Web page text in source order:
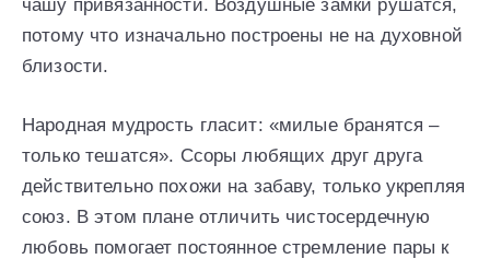
чашу привязанности. Воздушные замки рушатся,
потому что изначально построены не на духовной
близости.
Народная мудрость гласит: «милые бранятся –
только тешатся». Ссоры любящих друг друга
действительно похожи на забаву, только укрепляя
союз. В этом плане отличить чистосердечную
любовь помогает постоянное стремление пары к